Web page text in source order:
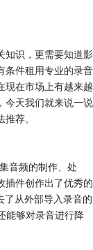
知识，更需要知道影
条件租用专业的录音
现在市场上有越来越
今天我们就来说一说
荐。
音频的制作、处
插件创作出了优秀的
了从外部导入录音的
能够对录音进行降